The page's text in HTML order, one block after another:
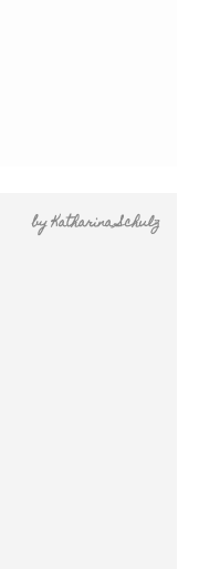
byKatharina Schulz